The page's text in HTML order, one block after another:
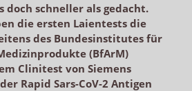
doch schneller als gedacht.
die ersten Laientests die
des Bundesinstitutes für
(BfArM)
Clinitest von Siemens
Rapid Sars-CoV-2 Antigen